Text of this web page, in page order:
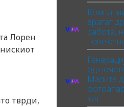
Лорен
тврди,
вратат
работа,
повеќе
од
Малите
хит